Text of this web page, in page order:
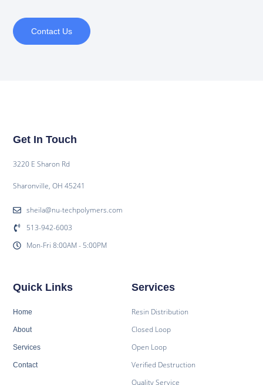
Contact Us
Services
Resin Distribution
Closed Loop
Open Loop
Verified Destruction
Quality Service
Quick Links
Home
About
Services
Contact
Get In Touch
3220 E Sharon Rd
Sharonville, OH 45241
sheila@nu-techpolymers.com
513-942-6003
Mon-Fri 8:00AM - 5:00PM